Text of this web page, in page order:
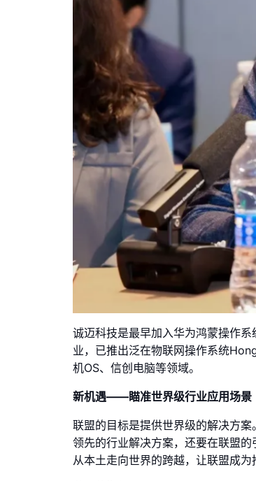
诚迈科技是最早加入华为鸿蒙操作
业，已推出泛在物联网操作系统
机OS、信创电脑等领域。
新机遇——瞄准世界级行业应用场景
联盟的目标是提供世界级的解决方
领先的行业解决方案，还要在联盟
从本土走向世界的跨越，让联盟成为